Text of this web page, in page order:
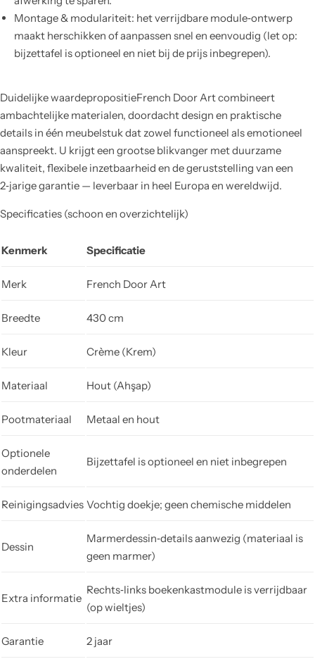
Montage & modulariteit: het verrijdbare module‑ontwerp
maakt herschikken of aanpassen snel en eenvoudig (let op:
bijzettafel is optioneel en niet bij de prijs inbegrepen).
Duidelijke waardepropositieFrench Door Art combineert
ambachtelijke materialen, doordacht design en praktische
details in één meubelstuk dat zowel functioneel als emotioneel
aanspreekt. U krijgt een grootse blikvanger met duurzame
kwaliteit, flexibele inzetbaarheid en de geruststelling van een
2‑jarige garantie — leverbaar in heel Europa en wereldwijd.
Specificaties (schoon en overzichtelijk)
Kenmerk Specificatie
Merk French Door Art
Breedte 430 cm
Kleur Crème (Krem)
Materiaal Hout (Ahşap)
Pootmateriaal Metaal en hout
Optionele
onderdelen
Bijzettafel is optioneel en niet inbegrepen
Reinigingsadvies Vochtig doekje; geen chemische middelen
Dessin
Marmerdessin‑details aanwezig (materiaal is
geen marmer)
Extra informatie
Rechts‑links boekenkastmodule is verrijdbaar
(op wieltjes)
Garantie 2 jaar